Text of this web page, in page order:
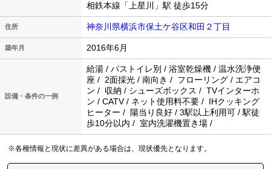
相鉄本線「上星川」駅 徒歩15分
住所 神奈川県横浜市保土ケ谷区和田２丁目
築年月 2016年6月
設備・条件の一例
給湯 / バストイレ別 / 浴室乾燥機 / 温水洗浄便
座 / 2面採光 / 南向き / フローリング / エアコ
ン / 収納 / シューズボックス / TVインターホ
ン / CATV / ネット使用料不要 / IHクッキング
ヒーター / 陽当り良好 / 3駅以上利用可 / 駅徒
歩10分以内 / 室内洗濯機置き場 /
※各種情報と現状に差異がある場合は、現状優先となります。